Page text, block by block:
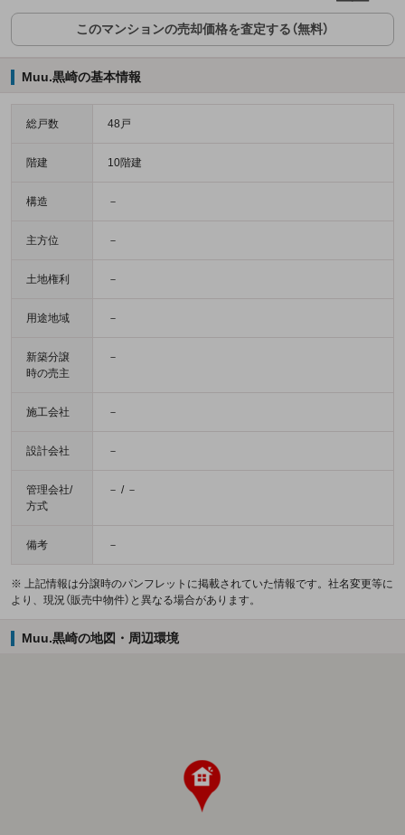
このマンションの売却価格を査定する（無料）
Muu.黒崎の基本情報
総戸数 48戸
階建 10階建
構造 －
主方位 －
土地権利 －
用途地域 －
新築分譲
時の売主
－
施工会社 －
設計会社 －
管理会社/
方式
－ / －
備考 －
※ 上記情報は分譲時のパンフレットに掲載されていた情報です。社名変更等に
より、現況（販売中物件）と異なる場合があります。
Muu.黒崎の地図・周辺環境